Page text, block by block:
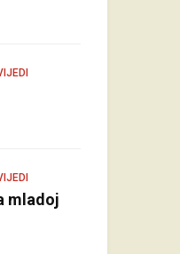
mladoj